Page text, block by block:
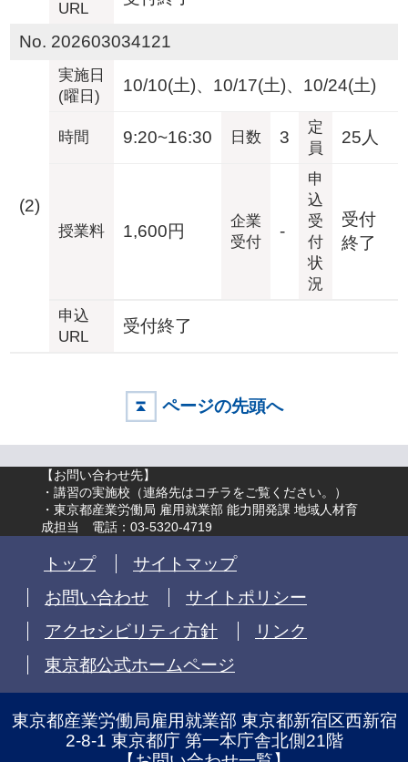
URL
No. 202603034121
(2)
実施日
(曜日)
10/10(土)、10/17(土)、10/24(土)
時間 9:20~16:30 日数 3
定
員
25人
授業料 1,600円
企業
受付
-
申
込
受
付
状
況
受付
終了
申込
URL
受付終了
ページの先頭へ
【お問い合わせ先】
・講習の実施校（連絡先はコチラをご覧ください。
）
・東京都産業労働局 雇用就業部 能力開発課 地域人材育
成担当 電話：03-5320-4719
トップ
サイトマップ
お問い合わせ
サイトポリシー
アクセシビリティ方針
リンク
東京都公式ホームページ
東京都産業労働局雇用就業部 東京都新宿区西新宿
2-8-1 東京都庁 第一本庁舎北側21階